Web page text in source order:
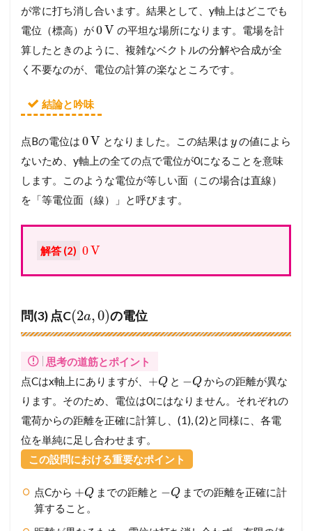
が常に打ち消し合います。結果として、y軸上はどこでも
電位（標高）が0V の平坦な場所になります。電場を計
算したときのように、複雑なベクトルの分解や合成が全
く不要なのが、電位の計算の楽なところです。
結論と吟味
点Bの電位は 0V となりました。この結果は yの値によら
ないため、y軸上の全ての点で電位が0になることを意味
します。このような電位が等しい面（この場合は直線）
を「等電位面（線）」と呼びます。
解答 (2) 0V
問(3) 点C(2a,0)の電位
思考の道筋とポイント
点Cはx軸上にありますが、 +Q と −Qからの距離が異な
ります。そのため、電位は0にはなりません。それぞれの
電荷からの距離を正確に計算し、(1), (2)と同様に、各電
位を単純に足し合わせます。
この設問における重要なポイント
点Cから +Qまでの距離と −Q までの距離を正確に計
算すること。